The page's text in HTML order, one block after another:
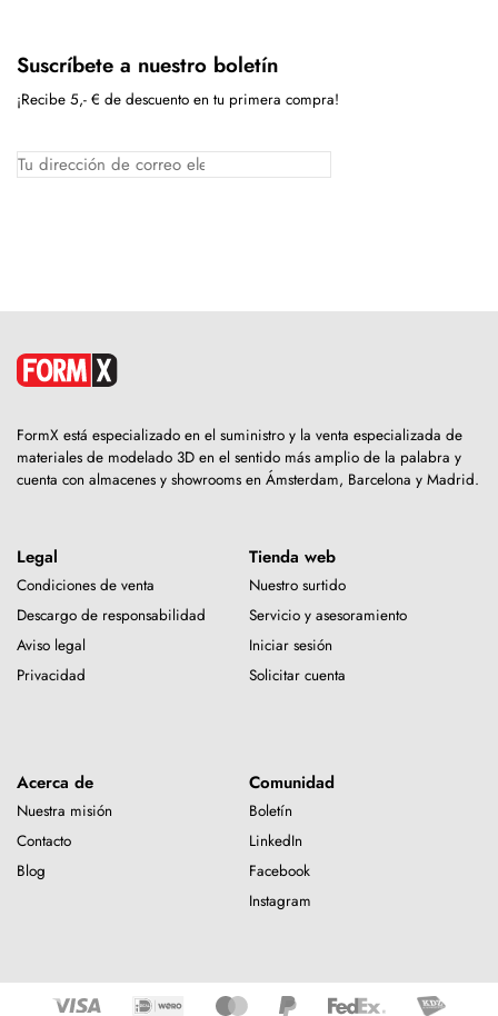
Suscríbete a nuestro boletín
¡Recibe 5,- € de descuento en tu primera compra!
FormX está especializado en el suministro y la venta especializada de
materiales de modelado 3D en el sentido más amplio de la palabra y
cuenta con almacenes y showrooms en Ámsterdam, Barcelona y Madrid.
Legal
Condiciones de venta
Descargo de responsabilidad
Aviso legal
Privacidad
Tienda web
Nuestro surtido
Servicio y asesoramiento
Iniciar sesión
Solicitar cuenta
Acerca de
Nuestra misión
Contacto
Blog
Comunidad
Boletín
LinkedIn
Facebook
Instagram